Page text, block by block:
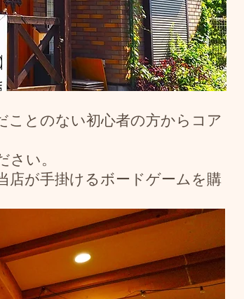
ことのない初心者の方からコア
さい。
店が手掛けるボードゲームを購